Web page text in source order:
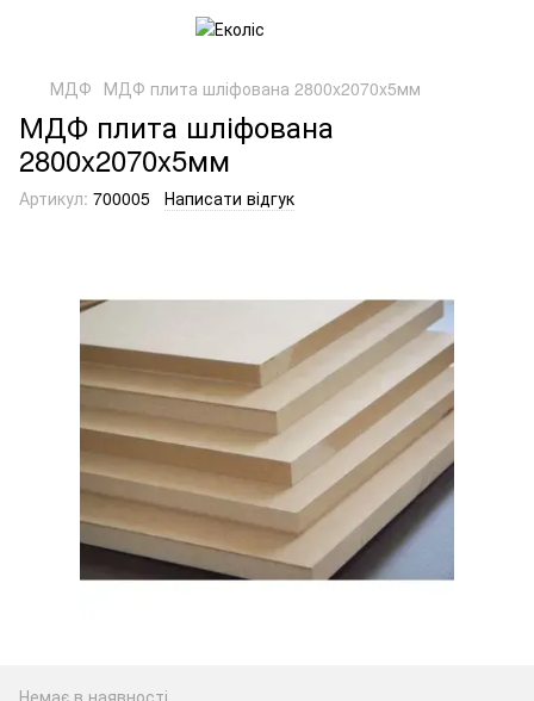
МДФ МДФ плита шліфована 2800x2070x5мм
МДФ плита шліфована
2800x2070x5мм
Артикул: 700005 Написати відгук
Немає в наявності